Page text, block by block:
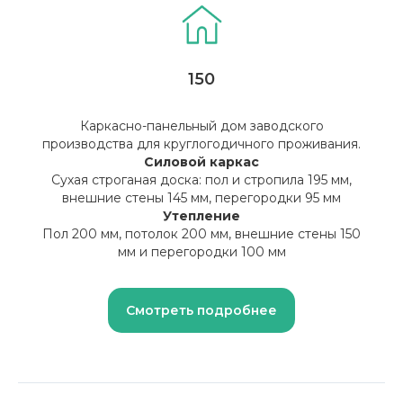
150
Каркасно-панельный дом заводского
производства для круглогодичного проживания.
Силовой каркас
Сухая строганая доска: пол и стропила 195 мм,
внешние стены 145 мм, перегородки 95 мм
Утепление
Пол 200 мм, потолок 200 мм, внешние стены 150
мм и перегородки 100 мм
Смотреть подробнее
индивидуальную смету!